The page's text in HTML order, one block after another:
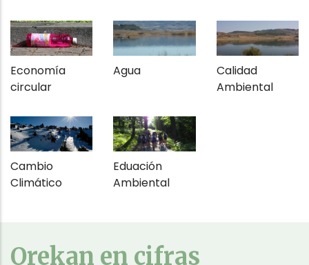
Economía
circular
Agua
Calidad
Ambiental
Cambio
Climático
Eduación
Ambiental
Orekan en cifras